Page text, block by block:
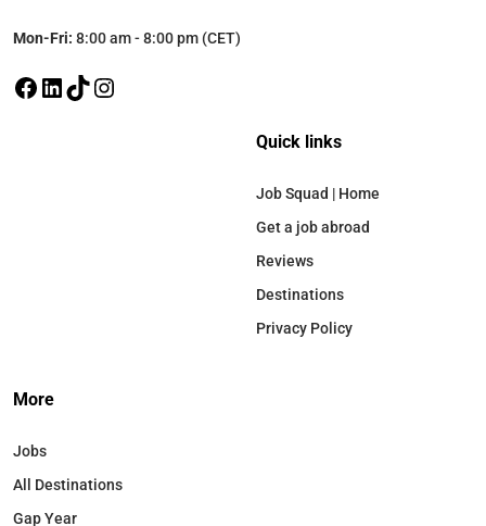
Mon-Fri: 8:00 am - 8:00 pm (CET)
Quick links
Job Squad | Home
Get a job abroad
Reviews
Destinations
Privacy Policy
More
Jobs
All Destinations
Gap Year